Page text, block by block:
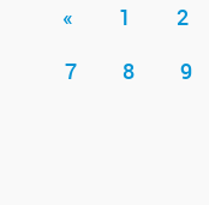
« 1 2
7
8 9